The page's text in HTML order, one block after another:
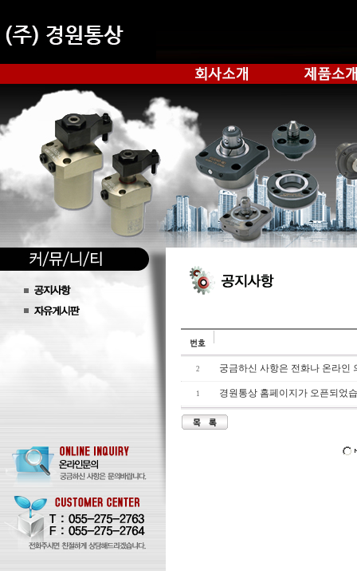
2 궁금하신 사항은 전화나 온라인
1 경원통상 홈페이지가 오픈되었